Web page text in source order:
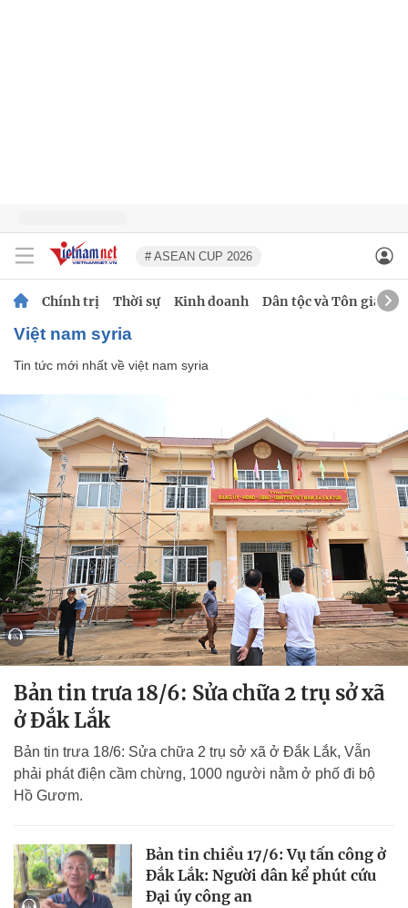
# ASEAN CUP 2026
Chính trị Thời sự Kinh doanh Dân tộc và Tôn giáo
việt nam syria
Tin tức mới nhất về việt nam syria
Bản tin trưa 18/6: Sửa chữa 2 trụ sở xã
ở Đắk Lắk
Bản tin trưa 18/6: Sửa chữa 2 trụ sở xã ở Đắk Lắk, Vẫn
phải phát điện cầm chừng, 1000 người nằm ở phố đi bộ
Hồ Gươm.
Bản tin chiều 17/6: Vụ tấn công ở
Đắk Lắk: Người dân kể phút cứu
Đại úy công an